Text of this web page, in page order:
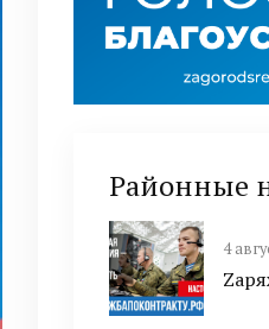
Районные
4